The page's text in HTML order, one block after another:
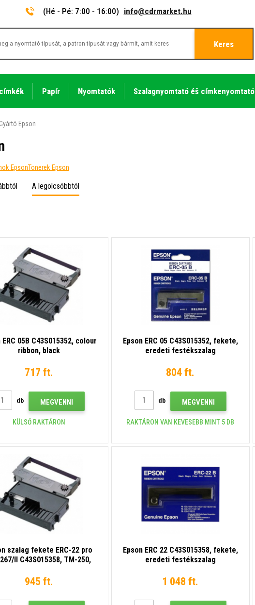
(Hé - Pé: 7:00 - 16:00) info@cdrmarket.hu
Keres
Papír Nyomtatók Szalagnyomtató éš címkenyomtató
Epson
EpsonTonerek Epson
A legolcsóbbtól
ERC 05B C43S015352, colour
ribbon, black
717 ft.
db MEGVENNI
KÜLSŐ RAKTÁRON
Epson ERC 05 C43S015352, fekete,
eredeti festékszalag
804 ft.
db MEGVENNI
RAKTÁRON VAN KEVESEBB MINT 5 DB
szalag fekete ERC-22 pro
II C43S015358, TM-250,
945 ft.
Epson ERC 22 C43S015358, fekete,
eredeti festékszalag
1 048 ft.